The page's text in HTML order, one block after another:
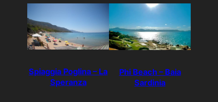
Spiaggia Poglina – La
Speranza
Phi Beach – Baia
Sardinia